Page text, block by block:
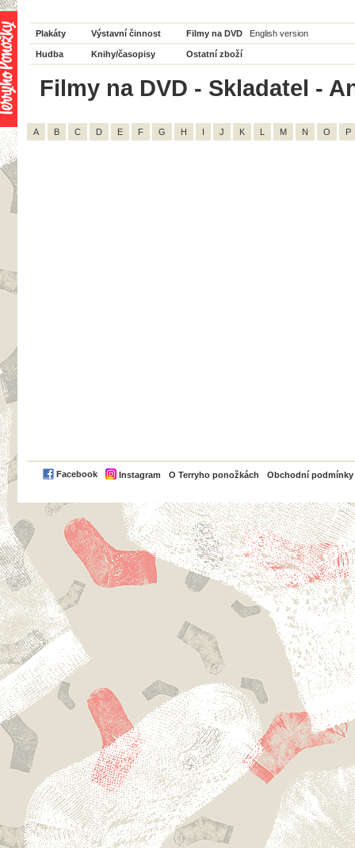
Plakáty Výstavní činnost Filmy na DVD English version
Hudba Knihy/časopisy Ostatní zboží
Filmy na DVD - Skladatel -
A B C D E F G H I J K L M N O P
Facebook Instagram O Terryho ponožkách Obchodní podmínky
PayPal